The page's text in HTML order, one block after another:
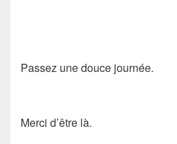
Passez une douce journée.
Merci d’être là.